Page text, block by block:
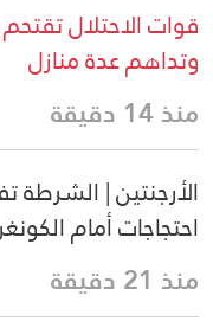
قوات الاحتلال
وتداهم عدة منازل
منذ 14 دقيقة
الأرجنتين | الشرطة
احتجاجات أمام
منذ 21 دقيقة